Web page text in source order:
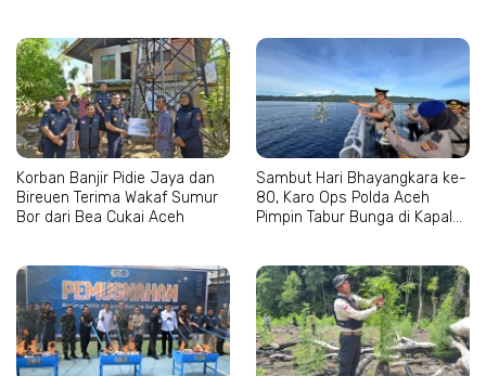
Korban Banjir Pidie Jaya dan
Bireuen Terima Wakaf Sumur
Bor dari Bea Cukai Aceh
Sambut Hari Bhayangkara ke-
80, Karo Ops Polda Aceh
Pimpin Tabur Bunga di Kapal